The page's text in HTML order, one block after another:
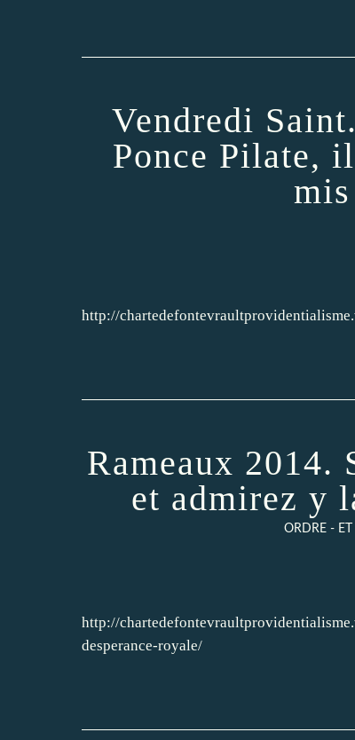
Vendredi
Ponce Pilate,
http://
Rameaux 2014.
et admirez y
ORDRE -
http://
desperance-royale/